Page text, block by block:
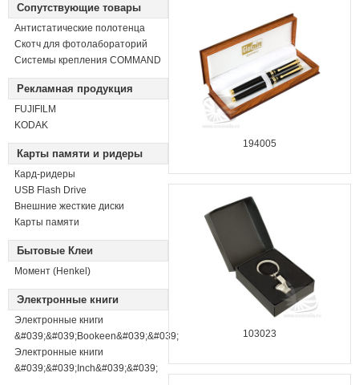
Сопутствующие товары
Антистатические полотенца
Скотч для фотолабораторий
Системы крепления COMMAND
Рекламная продукция
FUJIFILM
KODAK
Карты памяти и ридеры
Кард-ридеры
USB Flash Drive
Внешние жесткие диски
Карты памяти
Бытовые Клеи
Момент (Henkel)
Электронные книги
Электронные книги
&#039;&#039;Bookeen&#039;&#039;
Электронные книги
&#039;&#039;Inch&#039;&#039;
194005
103023